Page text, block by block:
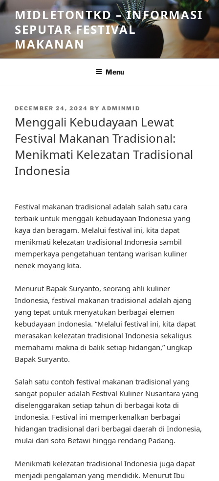
Skip
to
content
MIDLETONTKD – INFORMASI
SEPUTAR FESTIVAL
MAKANAN
Menu
POSTED
DECEMBER 24, 2024 BY ADMINMID
Menggali Kebudayaan Lewat
Festival Makanan Tradisional:
Menikmati Kelezatan Tradisional
Indonesia
Festival makanan tradisional adalah salah satu cara
terbaik untuk menggali kebudayaan Indonesia yang
kaya dan beragam. Melalui festival ini, kita dapat
menikmati kelezatan tradisional Indonesia sambil
memperkaya pengetahuan tentang warisan kuliner
nenek moyang kita.
Menurut Bapak Suryanto, seorang ahli kuliner
Indonesia, festival makanan tradisional adalah ajang
yang tepat untuk menyatukan berbagai elemen
kebudayaan Indonesia. “Melalui festival ini, kita dapat
merasakan kelezatan tradisional Indonesia sekaligus
memahami makna di balik setiap hidangan,” ungkap
Bapak Suryanto.
Salah satu contoh festival makanan tradisional yang
sangat populer adalah Festival Kuliner Nusantara yang
diselenggarakan setiap tahun di berbagai kota di
Indonesia. Festival ini memperkenalkan berbagai
hidangan tradisional dari berbagai daerah di Indonesia,
mulai dari soto Betawi hingga rendang Padang.
Menikmati kelezatan tradisional Indonesia juga dapat
menjadi pengalaman yang mendidik. Menurut Ibu